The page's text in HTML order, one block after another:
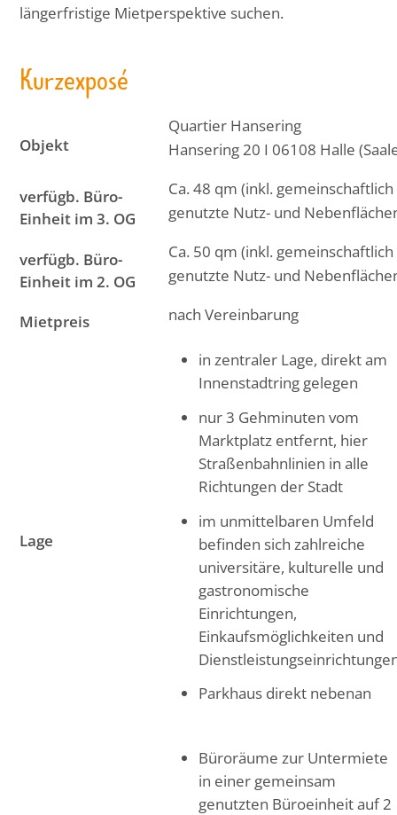
längerfristige Mietperspektive suchen.
Kurzexposé
Objekt
Quartier Hansering
Hansering 20 I 06108 Halle
verfügb. Büro-
Einheit im 3. OG
Ca. 48 qm (inkl. gemeinschaftlich
genutzte Nutz- und
verfügb. Büro-
Einheit im 2. OG
Ca. 50 qm (inkl. gemeinschaftlich
genutzte Nutz- und
Mietpreis nach Vereinbarung
Lage
in zentraler Lage, direkt am
Innenstadtring gelegen
nur 3 Gehminuten vom
Marktplatz entfernt, hier
Straßenbahnlinien in alle
Richtungen der Stadt
im unmittelbaren Umfeld
befinden sich zahlreiche
universitäre, kulturelle und
gastronomische
Einrichtungen,
Einkaufsmöglichkeiten und
Parkhaus direkt nebenan
Büroräume zur Untermiete
in einer gemeinsam
genutzten Büroeinheit auf 2